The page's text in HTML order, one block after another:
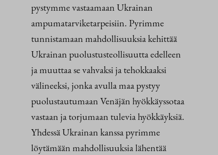
pystymme vastaamaan Ukrainan
ampumatarviketarpeisiin. Pyrimme
tunnistamaan mahdollisuuksia kehittää
Ukrainan puolustusteollisuutta edelleen
ja muuttaa se vahvaksi ja tehokkaaksi
välineeksi, jonka avulla maa pystyy
puolustautumaan Venäjän hyökkäyssotaa
vastaan ja torjumaan tulevia hyökkäyksiä.
Yhdessä Ukrainan kanssa pyrimme
löytämään mahdollisuuksia lähentää